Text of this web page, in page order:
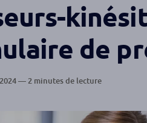
de
— 2 minutes de lecture